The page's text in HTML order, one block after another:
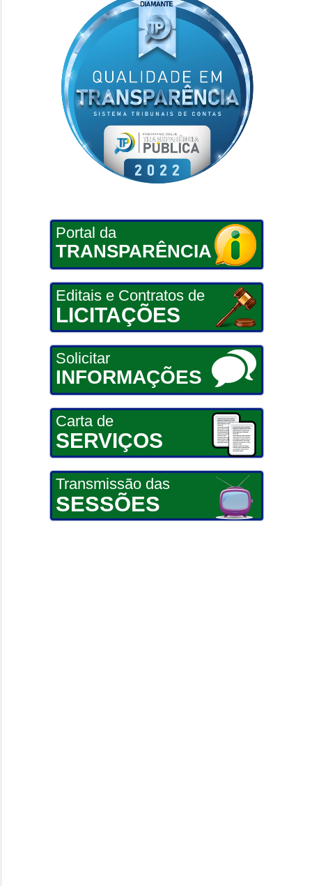
Portal da
TRANSPARÊNCIA
Editais e Contratos de
LICITAÇÕES
Solicitar
INFORMAÇÕES
Carta de
SERVIÇOS
Transmissão das
SESSÕES